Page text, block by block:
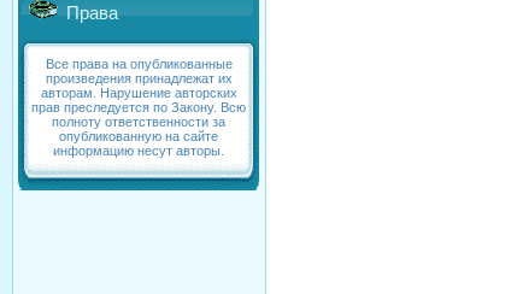
Права
Все права на опубликованные
произведения принадлежат их
авторам. Нарушение авторских
прав преследуется по Закону. Всю
полноту ответственности за
опубликованную на сайте
информацию несут авторы.